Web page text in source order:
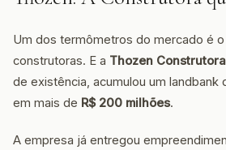
Um dos termômetros do mercado é
construtoras. E a Thozen Construtora
de existência, acumulou um landbank
em mais de R$ 200 milhões.
A empresa já entregou